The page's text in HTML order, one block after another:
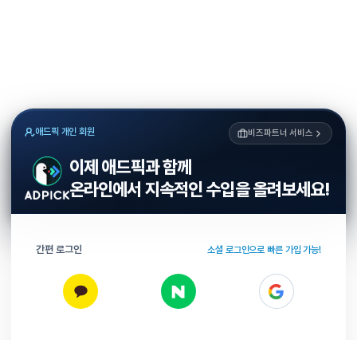
애드픽 개인 회원 비즈파트너 서비스
이제 애드픽과 함께
온라인에서 지속적인 수입을 올려보세요!
간편 로그인 소셜 로그인으로 빠른 가입 가능!